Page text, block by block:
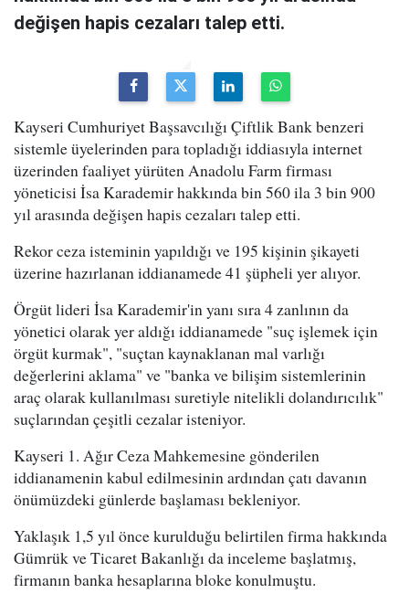
değişen hapis cezaları talep etti.
Kayseri Cumhuriyet Başsavcılığı Çiftlik Bank benzeri
sistemle üyelerinden para topladığı iddiasıyla internet
üzerinden faaliyet yürüten Anadolu Farm firması
yöneticisi İsa Karademir hakkında bin 560 ila 3 bin 900
yıl arasında değişen hapis cezaları talep etti.
Rekor ceza isteminin yapıldığı ve 195 kişinin şikayeti
üzerine hazırlanan iddianamede 41 şüpheli yer alıyor.
Örgüt lideri İsa Karademir'in yanı sıra 4 zanlının da
yönetici olarak yer aldığı iddianamede "suç işlemek için
örgüt kurmak", "suçtan kaynaklanan mal varlığı
değerlerini aklama" ve "banka ve bilişim sistemlerinin
araç olarak kullanılması suretiyle nitelikli dolandırıcılık"
suçlarından çeşitli cezalar isteniyor.
Kayseri 1. Ağır Ceza Mahkemesine gönderilen
iddianamenin kabul edilmesinin ardından çatı davanın
önümüzdeki günlerde başlaması bekleniyor.
Yaklaşık 1,5 yıl önce kurulduğu belirtilen firma hakkında
Gümrük ve Ticaret Bakanlığı da inceleme başlatmış,
firmanın banka hesaplarına bloke konulmuştu.